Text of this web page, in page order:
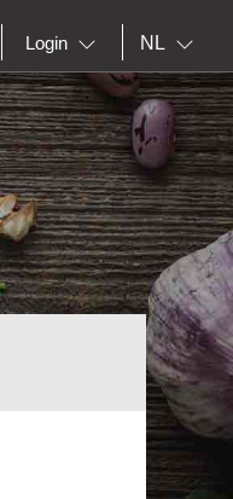
Login NL